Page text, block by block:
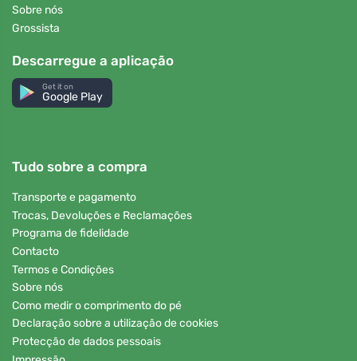
Sobre nós
Grossista
Descarregue a aplicação
Get it on
Google Play
Tudo sobre a compra
Transporte e pagamento
Trocas, Devoluções e Reclamações
Programa de fidelidade
Contacto
Termos e Condições
Sobre nós
Como medir o comprimento do pé
Declaração sobre a utilização de cookies
Protecção de dados pessoais